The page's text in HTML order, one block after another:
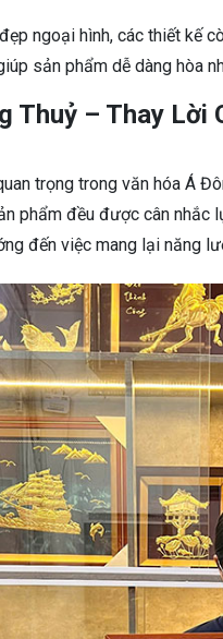
ngoại hình, các thiết kế
sản phẩm dễ dàng hòa
Thuỷ – Thay Lời
trọng trong văn hóa Á
phẩm đều được cân nhắc
đến việc mang lại năng